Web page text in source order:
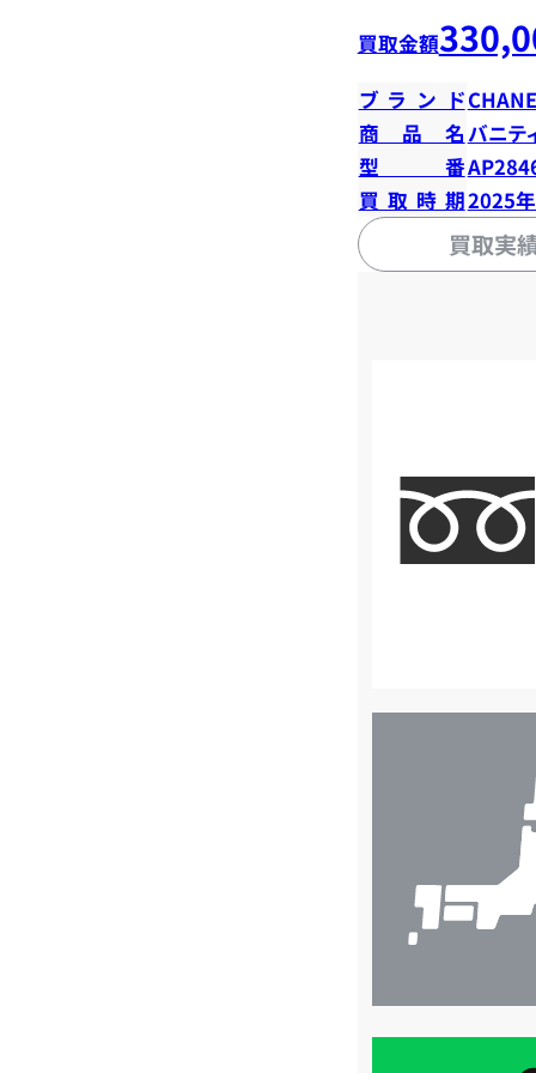
買取金額
ブランド
商品名バニテ
型番
買取時期2025
買取実